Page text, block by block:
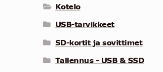
Kotelo
USB-tarvikkeet
SD-kortit ja sovittimet
Tallennus - USB & SSD